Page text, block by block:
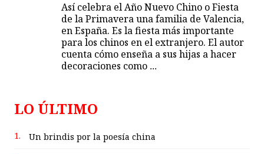
Así celebra el Año Nuevo Chino o Fiesta
de la Primavera una familia de Valencia,
en España. Es la fiesta más importante
para los chinos en el extranjero. El autor
cuenta cómo enseña a sus hijas a hacer
decoraciones como ...
LO ÚLTIMO
1. Un brindis por la poesía china